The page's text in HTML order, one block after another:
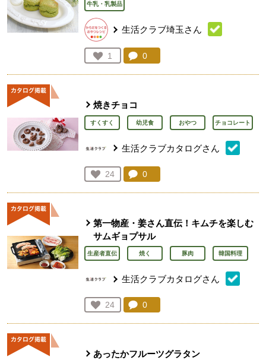
牛乳・乳製品
生活クラブ埼玉さん
お気に入り登録：
1
人が登録
コメント：
0
焼きチョコ
すくすく 幼児食 おやつ チョコレート
生活クラブカタログさん
お気に入り登録：
24
人が登録
コメント：
0
第一物産・姜さん直伝！キムチを楽しむ
サムギョプサル
生産者直伝 焼く 豚肉 韓国料理
生活クラブカタログさん
お気に入り登録：
24
人が登録
コメント：
0
あったかフルーツグラタン